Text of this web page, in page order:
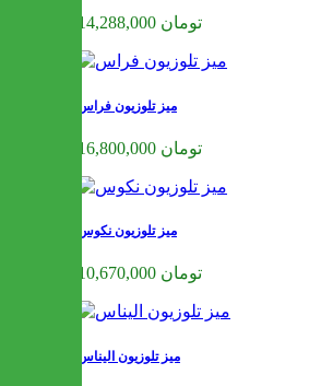
14,288,000 تومان
میز تلوزیون فراس
16,800,000 تومان
میز تلوزیون نکوس
10,670,000 تومان
میز تلوزیون الیناس